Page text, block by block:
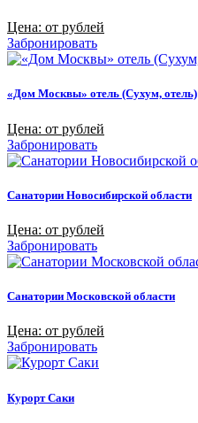
Цена: от рублей
Забронировать
«Дом Москвы» отель (Сухум, отель)
Цена: от рублей
Забронировать
Санатории Новосибирской области
Цена: от рублей
Забронировать
Санатории Московской области
Цена: от рублей
Забронировать
Курорт Саки